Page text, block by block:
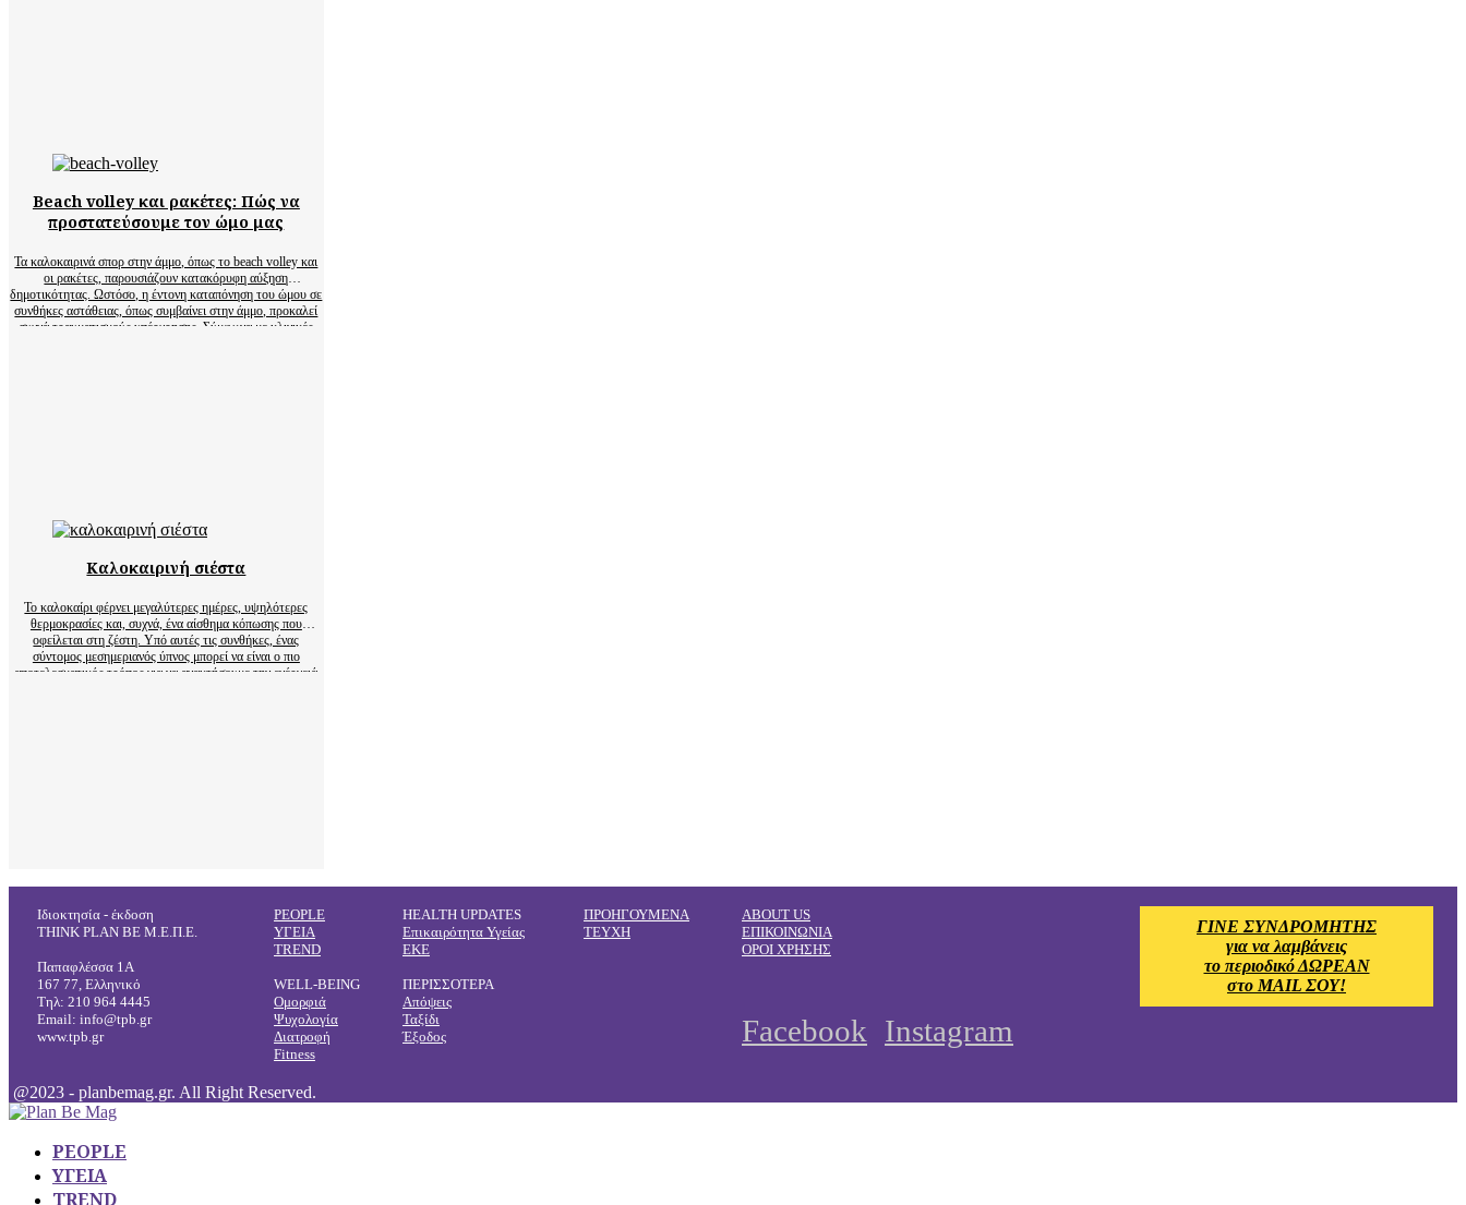
Beach volley και ρακέτες: Πώς να
προστατεύσουμε τον ώμο μας
Τα καλοκαιρινά σπορ στην άμμο, όπως το beach volley και
οι ρακέτες, παρουσιάζουν κατακόρυφη αύξηση
δημοτικότητας. Ωστόσο, η έντονη καταπόνηση του ώμου σε
συνθήκες αστάθειας, όπως συμβαίνει στην άμμο, προκαλεί
συχνά τραυματισμούς υπέρχρησης. Σύμφωνα με κλινικές
Καλοκαιρινή σιέστα
Το καλοκαίρι φέρνει μεγαλύτερες ημέρες, υψηλότερες
θερμοκρασίες και, συχνά, ένα αίσθημα κόπωσης που
οφείλεται στη ζέστη. Υπό αυτές τις συνθήκες, ένας
σύντομος μεσημεριανός ύπνος μπορεί να είναι ο πιο
αποτελεσματικός τρόπος για να ανακτήσουμε την ενέργειά
Ιδιοκτησία - έκδοση
THINK PLAN BE Μ.Ε.Π.Ε.
Παπαφλέσσα 1Α
167 77, Ελληνικό
Τηλ: 210 964 4445
Email: info@tpb.gr
www.tpb.gr
PEOPLE
ΥΓΕΙΑ
TREND
WELL-BEING
Ομορφιά
Ψυχολογία
Διατροφή
Fitness
HEALTH UPDATES
Επικαιρότητα Υγείας
ΕΚΕ
ΠΕΡΙΣΣΟΤΕΡΑ
Απόψεις
Ταξίδι
Έξοδος
ΠΡΟΗΓΟΥΜΕΝΑ
ΤΕΥΧΗ
ABOUT US
ΕΠΙΚΟΙΝΩΝΙΑ
ΟΡΟΙ ΧΡΗΣΗΣ
Facebook Instagram
ΓΙΝΕ ΣΥΝΔΡΟΜΗΤΗΣ
για να λαμβάνεις
το περιοδικό ΔΩΡΕΑΝ
στο MAIL ΣΟΥ!
@2023 - planbemag.gr. All Right Reserved.
PEOPLE
ΥΓΕΙΑ
TREND